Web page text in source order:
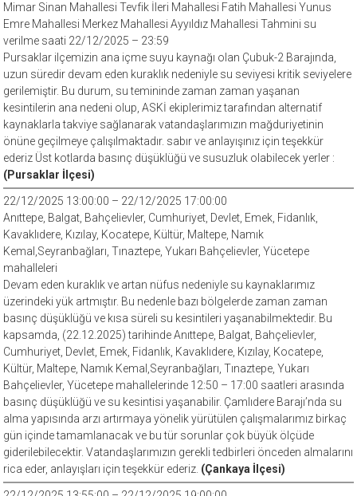
Mimar Sinan Mahallesi Tevfik İleri Mahallesi Fatih Mahallesi Yunus
Emre Mahallesi Merkez Mahallesi Ayyıldız Mahallesi Tahmini su
verilme saati 22/12/2025 – 23:59
Pursaklar ilçemizin ana içme suyu kaynağı olan Çubuk-2 Barajında,
uzun süredir devam eden kuraklık nedeniyle su seviyesi kritik seviyelere
gerilemiştir. Bu durum, su temininde zaman zaman yaşanan
kesintilerin ana nedeni olup, ASKİ ekiplerimiz tarafından alternatif
kaynaklarla takviye sağlanarak vatandaşlarımızın mağduriyetinin
önüne geçilmeye çalışılmaktadır. sabır ve anlayışınız için teşekkür
ederiz Üst kotlarda basınç düşüklüğü ve susuzluk olabilecek yerler :
(Pursaklar İlçesi)
22/12/2025 13:00:00 – 22/12/2025 17:00:00
Anıttepe, Balgat, Bahçelievler, Cumhuriyet, Devlet, Emek, Fidanlık,
Kavaklıdere, Kızılay, Kocatepe, Kültür, Maltepe, Namık
Kemal,Seyranbağları, Tınaztepe, Yukarı Bahçelievler, Yücetepe
mahalleleri
Devam eden kuraklık ve artan nüfus nedeniyle su kaynaklarımız
üzerindeki yük artmıştır. Bu nedenle bazı bölgelerde zaman zaman
basınç düşüklüğü ve kısa süreli su kesintileri yaşanabilmektedir. Bu
kapsamda, (22.12.2025) tarihinde Anıttepe, Balgat, Bahçelievler,
Cumhuriyet, Devlet, Emek, Fidanlık, Kavaklıdere, Kızılay, Kocatepe,
Kültür, Maltepe, Namık Kemal,Seyranbağları, Tınaztepe, Yukarı
Bahçelievler, Yücetepe mahallelerinde 12:50 – 17:00 saatleri arasında
basınç düşüklüğü ve su kesintisi yaşanabilir. Çamlıdere Barajı’nda su
alma yapısında arzı artırmaya yönelik yürütülen çalışmalarımız birkaç
gün içinde tamamlanacak ve bu tür sorunlar çok büyük ölçüde
giderilebilecektir. Vatandaşlarımızın gerekli tedbirleri önceden almalarını
rica eder, anlayışları için teşekkür ederiz. (Çankaya İlçesi)